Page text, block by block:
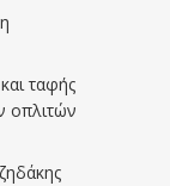
ταφής
οπλιτών